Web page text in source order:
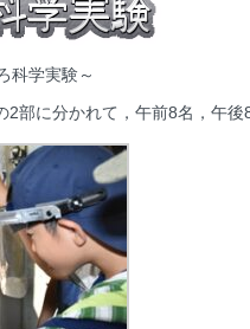
科学実験～
部に分かれて，午前8名，午後